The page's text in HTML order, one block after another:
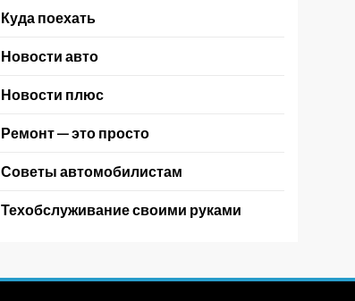
Куда поехать
Новости авто
Новости плюс
Ремонт — это просто
Советы автомобилистам
Техобслуживание своими руками